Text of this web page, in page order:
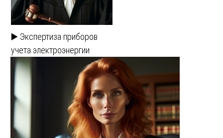
▶️ Экспертиза приборов
учета электроэнергии